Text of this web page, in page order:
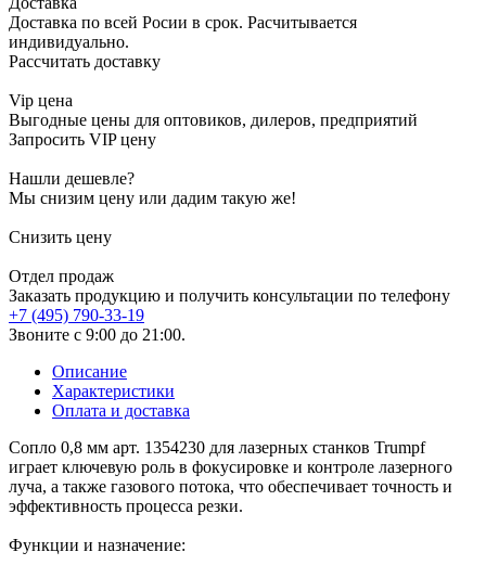
Доставка по всей Росии в срок. Расчитывается
индивидуально.
Рассчитать доставку
Vip цена
Выгодные цены для оптовиков, дилеров, предприятий
Запросить VIP цену
Нашли дешевле?
Мы снизим цену или дадим такую же!
Снизить цену
Отдел продаж
Заказать продукцию и получить консультации по телефону
+7 (495) 790-33-19
Звоните с 9:00 до 21:00.
Описание
Характеристики
Оплата и доставка
Сопло 0,8 мм арт. 1354230 для лазерных станков Trumpf
играет ключевую роль в фокусировке и контроле лазерного
луча, а также газового потока, что обеспечивает точность и
эффективность процесса резки.
Функции и назначение: